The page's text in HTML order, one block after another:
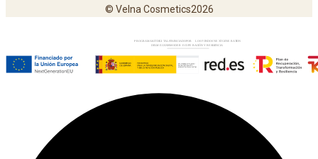
© Velna Cosmetics2026